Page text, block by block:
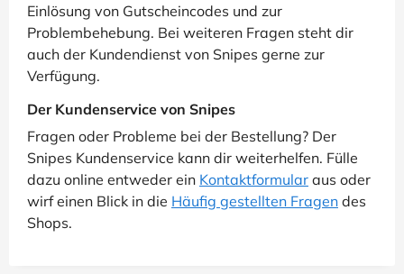
Einlösung von Gutscheincodes und zur
Problembehebung. Bei weiteren Fragen steht dir
auch der Kundendienst von Snipes gerne zur
Verfügung.
Der Kundenservice von Snipes
Fragen oder Probleme bei der Bestellung? Der
Snipes Kundenservice kann dir weiterhelfen. Fülle
dazu online entweder ein Kontaktformular aus oder
wirf einen Blick in die Häufig gestellten Fragen des
Shops.